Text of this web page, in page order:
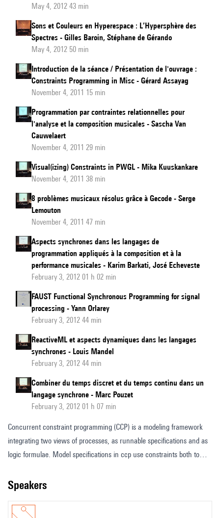
May 4, 2012 43 min
Sons et Couleurs en Hyperespace : L’Hypersphère des
Spectres - Gilles Baroin, Stéphane de Gérando
May 4, 2012 50 min
Introduction de la séance / Présentation de l'ouvrage :
Constraints Programming in Misc - Gérard Assayag
November 4, 2011 15 min
Programmation par contraintes relationnelles pour
l'analyse et la composition musicales - Sascha Van
Cauwelaert
November 4, 2011 29 min
Visual(izing) Constraints in PWGL - Mika Kuuskankare
November 4, 2011 38 min
8 problèmes musicaux résolus grâce à Gecode - Serge
Lemouton
November 4, 2011 47 min
Aspects synchrones dans les langages de
programmation appliqués à la composition et à la
performance musicales - Karim Barkati, José Echeveste
February 3, 2012 01 h 02 min
FAUST Functional Synchronous Programming for signal
processing - Yann Orlarey
February 3, 2012 44 min
ReactiveML et aspects dynamiques dans les langages
synchrones - Louis Mandel
February 3, 2012 44 min
Combiner du temps discret et du temps continu dans un
langage synchrone - Marc Pouzet
February 3, 2012 01 h 07 min
Concurrent constraint programming (CCP) is a modeling framework
integrating two views of processes, as runnable specifications and as
logic formulae. Model specifications in ccp use constraints both to
synchronize concurrent interacting agents. These features provide a
way that desirable properties can be easily stated and formally verified.
speakers